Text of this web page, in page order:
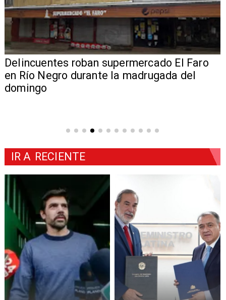
Delincuentes roban supermercado El Faro
en Río Negro durante la madrugada del
domingo
IR A RECIENTE